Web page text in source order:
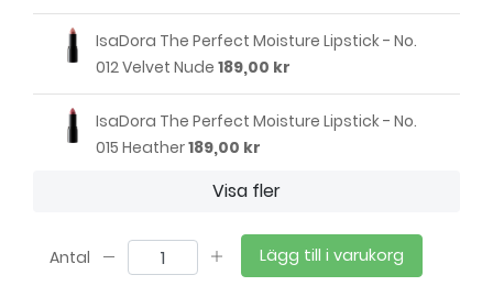
IsaDora The Perfect Moisture Lipstick - No.
012 Velvet Nude 189,00 kr
IsaDora The Perfect Moisture Lipstick - No.
015 Heather189,00 kr
IsaDora The Perfect Moisture Lipstick - No.
IsaDora The Perfect Moisture Lipstick - No.
Visa fler
Antal Lägg till i varukorg